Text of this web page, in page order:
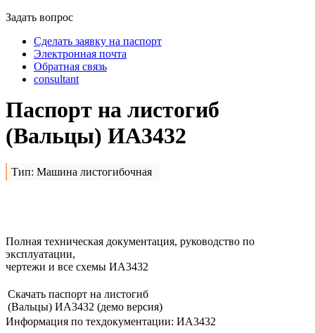
Задать вопрос
Сделать заявку на паспорт
Электронная почта
Обратная связь
consultant
Паспорт на листогиб
(Вальцы) ИА3432
Тип: Машина листогибочная
Полная техническая документация, руководство по
эксплуатации,
чертежи и все схемы ИА3432
Скачать паспорт на листогиб
(Вальцы) ИА3432 (демо версия)
Информация по техдокументации: ИА3432